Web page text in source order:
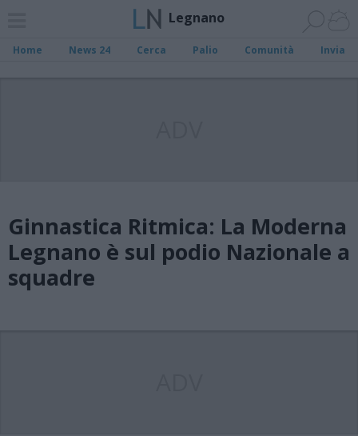
Legnano
Home News 24 Cerca Palio Comunità Invia
Ginnastica Ritmica: La Moderna
Legnano è sul podio Nazionale a
squadre